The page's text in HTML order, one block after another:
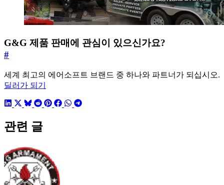
G&G 제품 판매에 관심이 있으신가요?
#
세계 최고의 에어소프트 브랜드 중 하나와 파트너가 되십시오.
딜러가 되기
관련 글